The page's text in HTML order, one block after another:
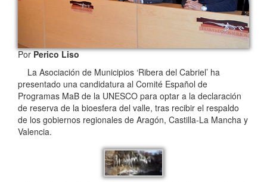
PorPerico Liso
La Asociación de Municipios ‘Ribera del Cabriel’ ha
presentado una candidatura al Comité Español de
Programas MaB de la UNESCO para optar a la declaración
de reserva de la bioesfera del valle, tras recibir el respaldo
de los gobiernos regionales de Aragón, Castilla-La Mancha y
Valencia.